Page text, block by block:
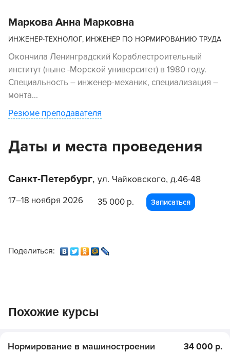
Маркова Анна Марковна
ИНЖЕНЕР-ТЕХНОЛОГ, ИНЖЕНЕР ПО НОРМИРОВАНИЮ ТРУДА
Окончила Ленинградский Кораблестроительный
институт (ныне -Морской университет) в 1980 году.
Специальность – инженер-механик, специализация –
монта...
Резюме преподавателя
Даты и места проведения
Санкт-Петербург, ул. Чайковского, д.46-48
17–18 ноября 2026 35 000 р. Записаться
Поделиться:
Похожие курсы
Нормирование в машиностроении 34 000 р.